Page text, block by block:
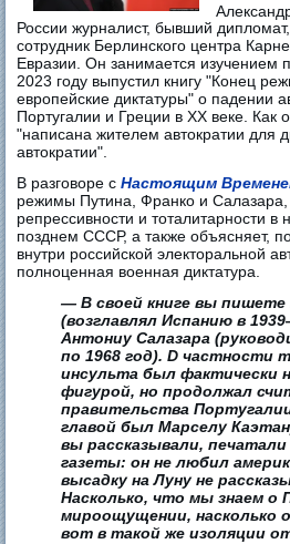
России журналист, бывший
сотрудник Берлинского центра
Евразии. Он занимается изучением
2023 году выпустил книгу "Конец
европейские диктатуры" о падении
Португалии и Греции в XX веке. Как
"написана жителем автократии для
автократии".
В разговоре сНастоящим
режимы Путина, Франко и Салазара,
репрессивности и тоталитарности
позднем СССР, а также объясняет,
внутри российской электоральной
полноценная военная диктатура.
— В своей книге вы пишете
(возглавлял Испанию в
Антониу Салазара
по 1968 год). D частности
инсульта был фактически
фигурой, но продолжал
правительства
главой был Марселу
вы рассказывали,
газеты: он не любил
высадку на Луну не
Насколько, что мы знаем о
мироощущении, насколько
вот в такой же изоляции